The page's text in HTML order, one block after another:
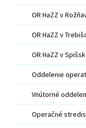
OR HaZZ v
OR HaZZ v
OR HaZZ v
Oddelenie
Vnútorné
Operačné